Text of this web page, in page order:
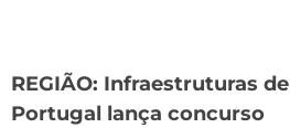
REGIÃO: Infraestruturas de
Portugal lança concurso